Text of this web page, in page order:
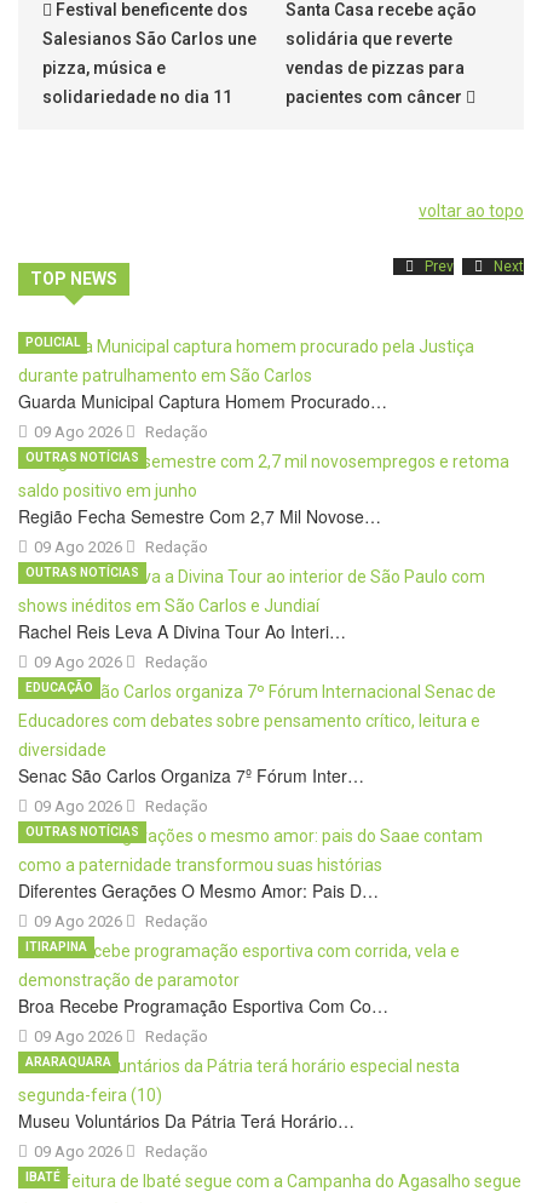
Festival beneficente dos
Salesianos São Carlos une
pizza, música e
solidariedade no dia 11
Santa Casa recebe ação
solidária que reverte
vendas de pizzas para
pacientes com câncer
voltar ao topo
TOP NEWS
Prev Next
Guarda Municipal Captura Homem Procurado…
09 Ago 2026
POLICIAL
Redação
Região Fecha Semestre Com 2,7 Mil Novose…
09 Ago 2026
OUTRAS NOTÍCIAS
Redação
Rachel Reis Leva A Divina Tour Ao Interi…
09 Ago 2026
OUTRAS NOTÍCIAS
Redação
Senac São Carlos Organiza 7º Fórum Inter…
09 Ago 2026
EDUCAÇÃO
Redação
Diferentes Gerações O Mesmo Amor: Pais D…
09 Ago 2026
OUTRAS NOTÍCIAS
Redação
Broa Recebe Programação Esportiva Com Co…
09 Ago 2026
ITIRAPINA
Redação
Museu Voluntários Da Pátria Terá Horário…
09 Ago 2026
ARARAQUARA
Redação
IBATÉ